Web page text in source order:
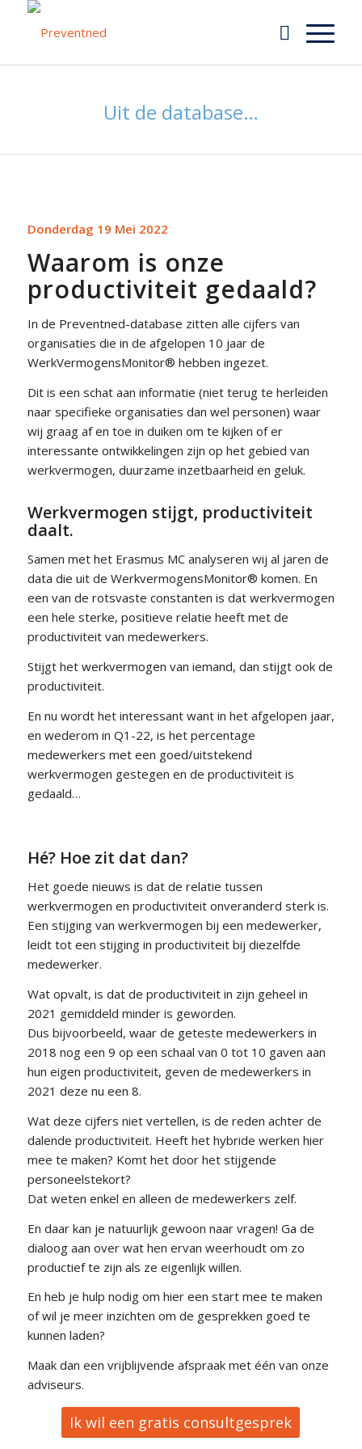
Uit de database…
Donderdag 19 Mei 2022
Waarom is onze
productiviteit gedaald?
In de Preventned-database zitten alle cijfers van
organisaties die in de afgelopen 10 jaar de
WerkVermogensMonitor® hebben ingezet.
Dit is een schat aan informatie (niet terug te herleiden
naar specifieke organisaties dan wel personen) waar
wij graag af en toe in duiken om te kijken of er
interessante ontwikkelingen zijn op het gebied van
werkvermogen, duurzame inzetbaarheid en geluk.
Werkvermogen stijgt, productiviteit
daalt.
Samen met het Erasmus MC analyseren wij al jaren de
data die uit de WerkvermogensMonitor® komen. En
een van de rotsvaste constanten is dat werkvermogen
een hele sterke, positieve relatie heeft met de
productiviteit van medewerkers.
Stijgt het werkvermogen van iemand, dan stijgt ook de
productiviteit.
En nu wordt het interessant want in het afgelopen jaar,
en wederom in Q1-22, is het percentage
medewerkers met een goed/uitstekend
werkvermogen gestegen en de productiviteit is
gedaald…
Hé? Hoe zit dat dan?
Het goede nieuws is dat de relatie tussen
werkvermogen en productiviteit onveranderd sterk is.
Een stijging van werkvermogen bij een medewerker,
leidt tot een stijging in productiviteit bij diezelfde
medewerker.
Wat opvalt, is dat de productiviteit in zijn geheel in
2021 gemiddeld minder is geworden.
Dus bijvoorbeeld, waar de geteste medewerkers in
2018 nog een 9 op een schaal van 0 tot 10 gaven aan
hun eigen productiviteit, geven de medewerkers in
2021 deze nu een 8.
Wat deze cijfers niet vertellen, is de reden achter de
dalende productiviteit. Heeft het hybride werken hier
mee te maken? Komt het door het stijgende
personeelstekort?
Dat weten enkel en alleen de medewerkers zelf.
En daar kan je natuurlijk gewoon naar vragen! Ga de
dialoog aan over wat hen ervan weerhoudt om zo
productief te zijn als ze eigenlijk willen.
En heb je hulp nodig om hier een start mee te maken
of wil je meer inzichten om de gesprekken goed te
kunnen laden?
Maak dan een vrijblijvende afspraak met één van onze
adviseurs.
Ik wil een gratis consultgesprek